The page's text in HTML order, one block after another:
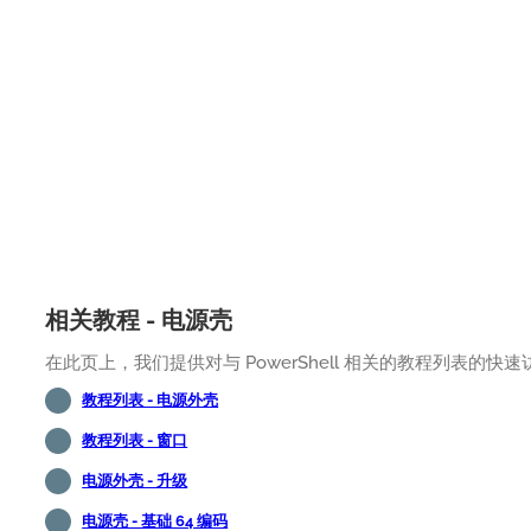
相关教程 - 电源壳
在此页上，我们提供对与 PowerShell 相关的教程列表的快速
教程列表 - 电源外壳
教程列表 - 窗口
电源外壳 - 升级
电源壳 - 基础 64 编码